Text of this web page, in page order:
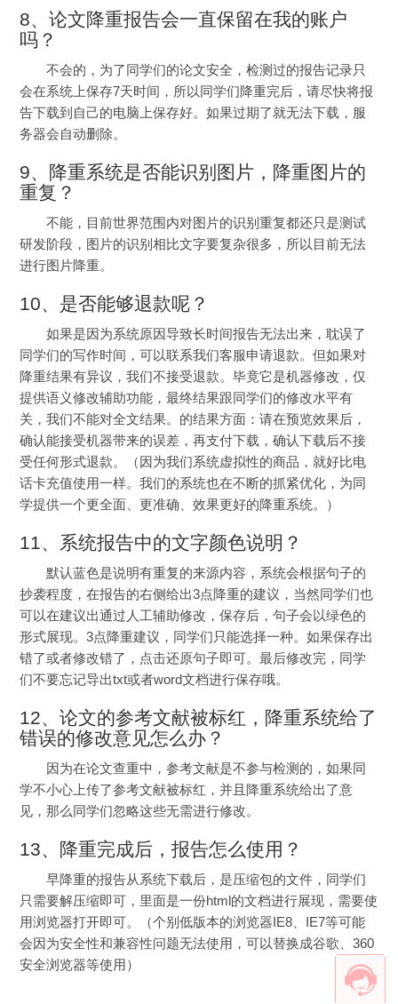
8、论文降重报告会一直保留在我的账户
吗？
不会的，为了同学们的论文安全，检测过的报告记录只
会在系统上保存7天时间，所以同学们降重完后，请尽快将报
告下载到自己的电脑上保存好。如果过期了就无法下载，服
务器会自动删除。
9、降重系统是否能识别图片，降重图片的
重复？
不能，目前世界范围内对图片的识别重复都还只是测试
研发阶段，图片的识别相比文字要复杂很多，所以目前无法
进行图片降重。
10、是否能够退款呢？
如果是因为系统原因导致长时间报告无法出来，耽误了
同学们的写作时间，可以联系我们客服申请退款。但如果对
降重结果有异议，我们不接受退款。毕竟它是机器修改，仅
提供语义修改辅助功能，最终结果跟同学们的修改水平有
关，我们不能对全文结果。 的结果方面：请在预览效果后，
确认能接受机器带来的误差，再支付下载，确认下载后不接
受任何形式退款。（因为我们系统虚拟性的商品，就好比电
话卡充值使用一样。我们的系统也在不断的抓紧优化，为同
学提供一个更全面、更准确、效果更好的降重系统。）
11、系统报告中的文字颜色说明？
默认蓝色是说明有重复的来源内容，系统会根据句子的
抄袭程度，在报告的右侧给出3点降重的建议，当然同学们也
可以在建议出通过人工辅助修改，保存后，句子会以绿色的
形式展现。3点降重建议，同学们只能选择一种。如果保存出
错了或者修改错了，点击还原句子即可。最后修改完，同学
们不要忘记导出txt或者word文档进行保存哦。
12、论文的参考文献被标红，降重系统给了
错误的修改意见怎么办？
因为在论文查重中，参考文献是不参与检测的，如果同
学不小心上传了参考文献被标红，并且降重系统给出了意
见，那么同学们忽略这些无需进行修改。
13、降重完成后，报告怎么使用？
早降重的报告从系统下载后，是压缩包的文件，同学们
只需要解压缩即可，里面是一份html的文档进行展现，需要使
用浏览器打开即可。（个别低版本的浏览器IE8、IE7等可能
会因为安全性和兼容性问题无法使用，可以替换成谷歌、360
安全浏览器等使用）